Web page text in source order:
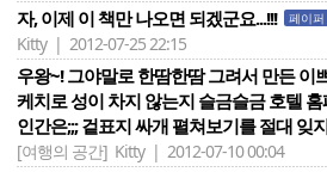
자, 이제 이 책만 나오면 되겠군요...!!! 페이퍼
Kitty | 2012-07-25 22:15
우왕~! 그야말로 한땀한땀 그려서 만든 이
케치로 성이 차지 않는지 슬금슬금 호텔
인간은;;; 겉표지 싸개 펼쳐보기를 절대 잊
[여행의 공간] Kitty | 2012-07-10 00:04